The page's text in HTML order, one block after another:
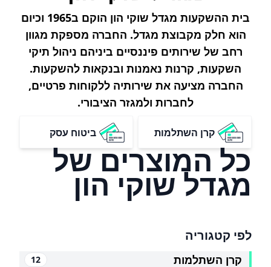
בית ההשקעות מגדל שוקי הון הוקם ב1965 וכיום
הוא חלק מקבוצת מגדל. החברה מספקת מגוון
רחב של שירותים פיננסיים ביניהם ניהול תיקי
השקעות, קרנות נאמנות ובנקאות להשקעות.
החברה מציעה את שירותיה ללקוחות פרטיים,
לחברות ולמגזר הציבורי.
קרן השתלמות ביטוח עסק
כל המוצרים של
מגדל שוקי הון
לפי קטגוריה
קרן השתלמות 12